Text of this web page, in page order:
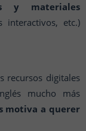
y materiales
interactivos, etc.)
recursos digitales
mucho más
motiva a querer